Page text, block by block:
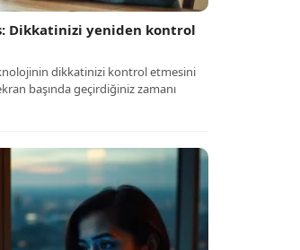
Dikkatinizi yeniden kontrol
dikkatinizi kontrol etmesini
başında geçirdiğiniz zamanı